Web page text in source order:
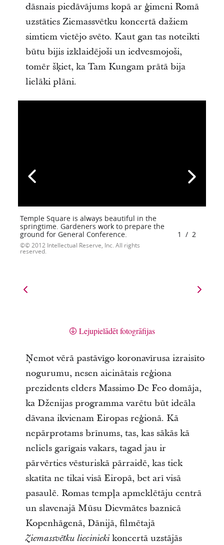
dāsnais piedāvājums kopā ar ģimeni Romā
uzstāties Ziemassvētku koncertā dažiem
simtiem vietējo svēto. Kaut gan tas noteikti
būtu bijis izklaidējoši un iedvesmojoši,
tomēr šķiet, ka Tam Kungam prātā bija
lielāki plāni.
Temple Square is always beautiful in the
springtime. Gardeners work to prepare the
ground for General Conference.
© 2012 Intellectual Reserve, Inc. All rights
reserved.
1 / 2
Lejupielādēt fotogrāfijas
Ņemot vērā pastāvīgo koronavīrusa izraisīto
nogurumu, nesen aicinātais reģiona
prezidents elders Massimo De Feo domāja,
ka Dženijas programma varētu būt ideāla
dāvana ikvienam Eiropas reģionā. Kā
nepārprotams brīnums, tas, kas sākās kā
neliels garīgais vakars, tagad jau ir
pārvērties vēsturiskā pārraidē, kas tiek
skatīta ne tikai visā Eiropā, bet arī visā
pasaulē. Romas tempļa apmeklētāju centrā
un slavenajā Mūsu Dievmātes baznīcā
Kopenhāgenā, Dānijā, filmētajā
Ziemassvētku lieciniekikoncertā uzstājās